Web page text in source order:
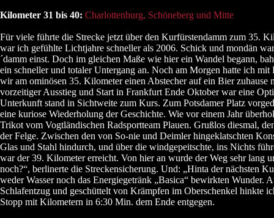
Kilometer 31 bis 40: Charlottenburg, Schöneberg und Mitte
Für viele führte die Strecke jetzt über den Kurfürstendamm zum 35.
war ich gefühlte Lichtjahre schneller als 2006. Schick und mondän
´damm einst. Doch im gleichen Maße wie hier ein Wandel begann,
ein schneller und totaler Untergang an. Noch am Morgen hatte ich mit
wir am ominösen 35. Kilometer einen Abstecher auf ein Bier zuhause
vorzeitiger Ausstieg und Start in Frankfurt Ende Oktober war eine
Unterkunft stand in Sichtweite zum Kurs. Zum Potsdamer Platz
eine kuriose Wiederholung der Geschichte. Wie vor einem Jahr
Trikot vom Vogtländischen Radsportteam Plauen. Grußlos diesmal,
der Felge. Zwischen den von So-nie und Deimler hingeklatschten
Glas und Stahl hindurch, und über die windgepeitschte, ins Nichts
war der 39. Kilometer erreicht. Von hier an wurde der Weg sehr lang
noch?“, berlinerte die Streckensicherung. Und: „Hinta der nächsten
weder Wasser noch das Energiegetränk „Basica“ bewirkten Wunder.
Schlafentzug und geschüttelt von Krämpfen im Oberschenkel hinkte
Stopp mit Kilometern in 6:30 Min. dem Ende entgegen.